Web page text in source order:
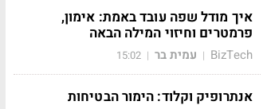
איך מודל שפה עובד באמת: אימון,
פרמטרים וחיזוי המילה הבאה
BizTech
| עמית בר |
15:02
אנתרופיק וקלוד: הימור הבטיחות